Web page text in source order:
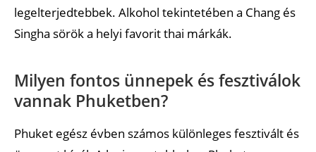
legelterjedtebbek. Alkohol tekintetében a Chang és
Singha sörök a helyi favorit thai márkák.
Milyen fontos ünnepek és fesztiválok
vannak Phuketben?
Phuket egész évben számos különleges fesztivált és